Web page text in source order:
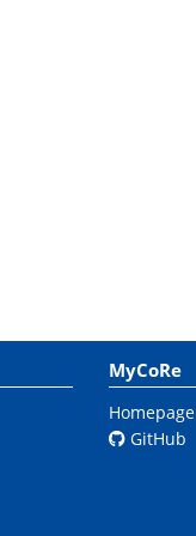
MyCoRe
Homepage
GitHub